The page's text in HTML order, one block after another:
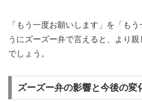
「もう一度お願いします」を「も
うにズーズー弁で言えると、より
でしょう。
ズーズー弁の影響と今後の変